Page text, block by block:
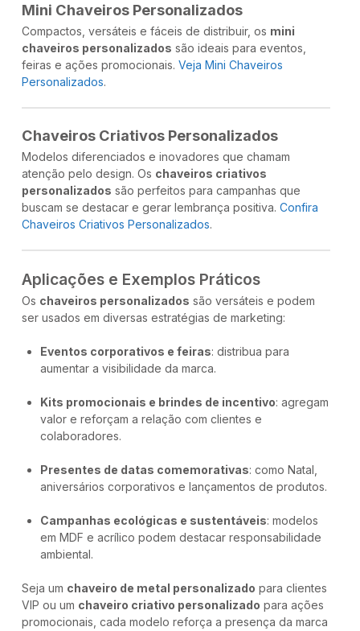
Mini Chaveiros Personalizados
Compactos, versáteis e fáceis de distribuir, os mini
chaveiros personalizados são ideais para eventos,
feiras e ações promocionais. Veja Mini Chaveiros
Personalizados.
Chaveiros Criativos Personalizados
Modelos diferenciados e inovadores que chamam
atenção pelo design. Os chaveiros criativos
personalizados são perfeitos para campanhas que
buscam se destacar e gerar lembrança positiva. Confira
Chaveiros Criativos Personalizados.
Aplicações e Exemplos Práticos
Os chaveiros personalizados são versáteis e podem
ser usados em diversas estratégias de marketing:
Eventos corporativos e feiras: distribua para
aumentar a visibilidade da marca.
Kits promocionais e brindes de incentivo: agregam
valor e reforçam a relação com clientes e
colaboradores.
Presentes de datas comemorativas: como Natal,
aniversários corporativos e lançamentos de produtos.
Campanhas ecológicas e sustentáveis: modelos
em MDF e acrílico podem destacar responsabilidade
ambiental.
Seja um chaveiro de metal personalizado para clientes
VIP ou um chaveiro criativo personalizado para ações
promocionais, cada modelo reforça a presença da marca